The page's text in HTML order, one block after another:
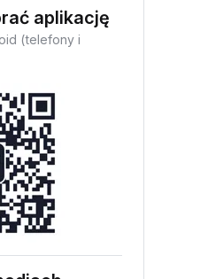
aplikację
(telefony i